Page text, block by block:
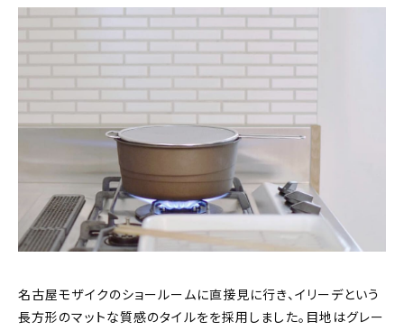
名古屋モザイクのショールームに直接見に行き、イリーデという
長方形のマットな質感のタイルをを採用しました。目地はグレー